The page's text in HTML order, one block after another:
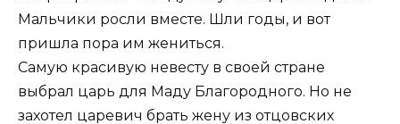
Мальчики росли вместе. Шли годы, и вот
пришла пора им жениться.
Самую красивую невесту в своей стране
выбрал царь для Маду Благородного. Но не
захотел царевич брать жену из отцовских